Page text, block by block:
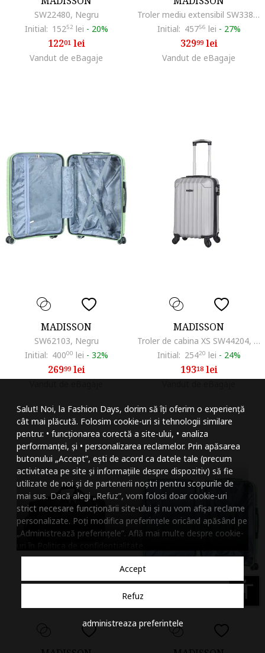
Salut! Noi, la Fashion Days, dorim să îți oferim o experiență
cât mai plăcută. Folosim cookie-uri si tehnologii similare
pentru: • funcționarea corectă a site-ului, • analiza
performanței, și • personalizarea reclamelor. Prin apăsarea
butonului „Accept”, ești de acord ca datele tale (precum
activitatea pe site și informațiile despre dispozitiv) să fie
utilizate de noi și de partenerii noștri pentru scopurile de
mai sus. Dacă alegi „Refuz”, vom folosi doar cookie-uri
strict necesare funcționării site-ului și nu vom afișa reclame
personalizate. Poți modifica preferințele oricând apăsând pe
„Administrează preferințele”. Află mai multe despre cookie-
Accept
Refuz
administreaza preferintele
SW22480, Negru
Initial: 15252 lei - 20%
12201lei
Vandut de eBagaje
Troler mediu extensibil SW33803, ABS, cifru, 4 roti duble, 67 cm, albastru
Initial: 45756 lei - 27%
32999lei
Vandut de eBagaje
MADISSON
SW62103, Negru
Initial: 40000 lei - 32%
26999lei
MADISSON
Troler de cabina XS SW44204, ABS, 4 roti detasabile, cifru, 52 cm, argintiu
Initial: 25420 lei - 24%
19318lei
accessibility
Micsoreaza
Mareste spatierea
Micsoreaza
Mareste inaltimea
Micsoreaza
Inverseaza culorile
Nuante de gri
Cursor mare
Subliniaza link-urile
Dezactiveaza